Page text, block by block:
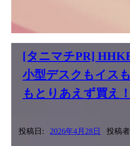
[タニマチPR]
小型デスクもイス
もとりあえず買え
投稿日: 2026年4月28日 投稿